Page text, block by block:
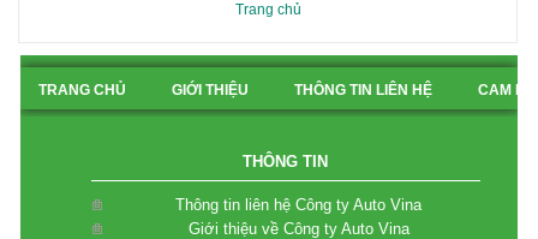
Trang chủ
TRANG CHỦ GIỚI THIỆU THÔNG TIN LIÊN HỆ CAM
THÔNG TIN
Thông tin liên hệ Công ty Auto Vina
Giới thiệu về Công ty Auto Vina